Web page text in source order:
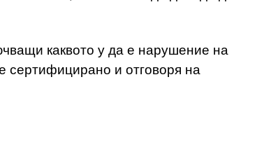
каквото у да е нарушение на
сертифицирано и отговоря на